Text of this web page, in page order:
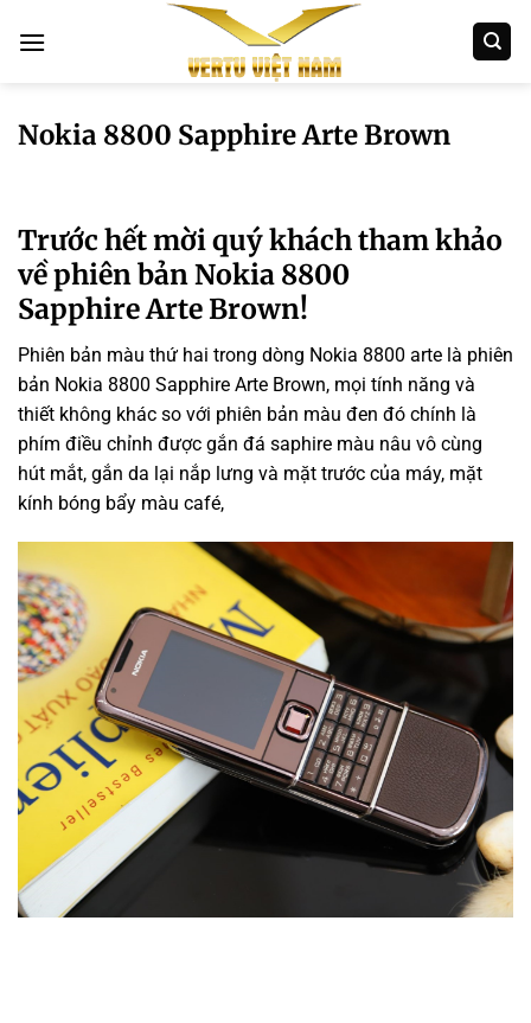
qua
Nokia 8800 Sapphire Arte Brown
Trước hết mời quý khách tham khảo
về phiên bản Nokia 8800
Sapphire Arte Brown!
Phiên bản màu thứ hai trong dòng Nokia 8800 arte là phiên
bản Nokia 8800 Sapphire Arte Brown, mọi tính năng và
thiết không khác so với phiên bản màu đen đó chính là
phím điều chỉnh được gắn đá saphire màu nâu vô cùng
hút mắt, gắn da lại nắp lưng và mặt trước của máy, mặt
kính bóng bẩy màu café,